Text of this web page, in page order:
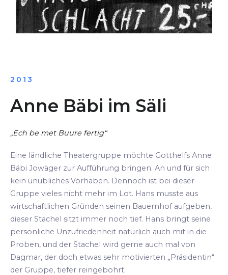
2013
Anne Bäbi im Säli
„Ech be met Buure fertig“
Eine ländliche Theatergruppe möchte Gotthelfs Anne
Bäbi Jowäger zur Aufführung bringen. An und für sich
kein unübliches Vorhaben. Dennoch ist bei dieser
Gruppe vieles nicht mehr im Lot. Hans musste aus
wirtschaftlichen Gründen seinen Bauernhof aufgeben,
dieser Stachel sitzt immer noch tief. Hans bringt seine
persönliche Unzufriedenheit natürlich auch mit in die
Proben, und der Stachel wird gerne auch mal von
Dagmar, der doch etwas sehr motivierten „Präsidentin“
der Gruppe, tiefer reingebohrt.